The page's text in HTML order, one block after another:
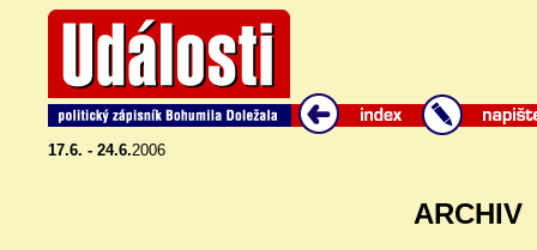
17.6. - 24.6.2006
ARCHIV